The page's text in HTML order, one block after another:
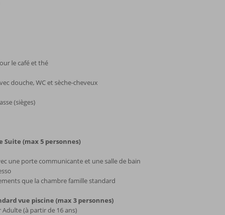
le café et thé
douche, WC et sèche-cheveux
(sièges)
Suite (max 5 personnes)
une porte communicante et une salle de bain
que la chambre famille standard
vue piscine (max 3 personnes)
(à partir de 16 ans)